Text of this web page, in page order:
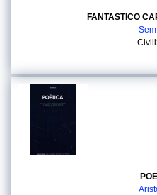
FANTASTICO